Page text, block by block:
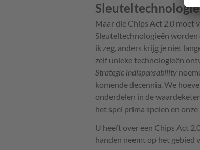
Maar die Chips Act 2.0 moet
Sleuteltechnologieën worden
ik zeg, anders krijg je niet
zelf unieke technologieën
Strategic indispensability
komende decennia. We
onderdelen in de
het spel prima spelen en
U heeft over een Chips Act
handen neemt op het gebied